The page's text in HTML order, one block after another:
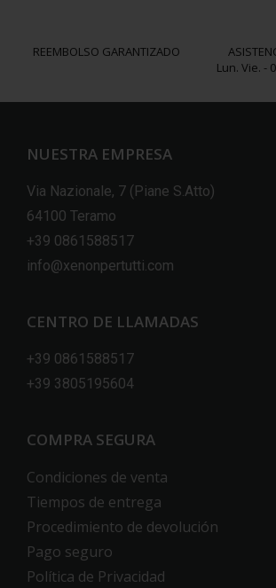
REEMBOLSO GARANTIZADO
Lun. Vie. -
NUESTRA EMPRESA
Via Nazionale, 7 (Piane S.Atto)
64100 Teramo
+39 0861588517
info@xenonpertutti.com
CENTRO DE LLAMADAS
+39 0861588517
+39 3805195604
COMPRA SEGURA
Condiciones de venta
Tiempos de entrega
Procedimiento de devolución
Pago seguro
Política de Privacidad